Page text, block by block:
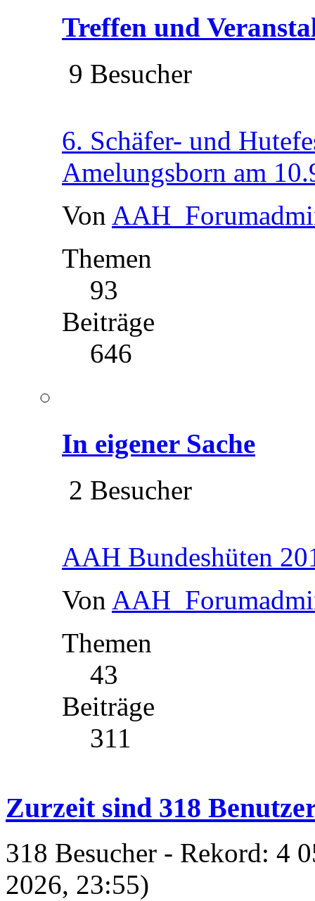
Treffen und
9 Besucher
6. Schäfer- und
Amelungsborn am
Von
Themen
93
Beiträge
646
In eigener Sache
2 Besucher
AAH Bundeshüten
Von
Themen
43
Beiträge
311
Zurzeit sind 318
318 Besucher - Rekord: 4
2026, 23:55)